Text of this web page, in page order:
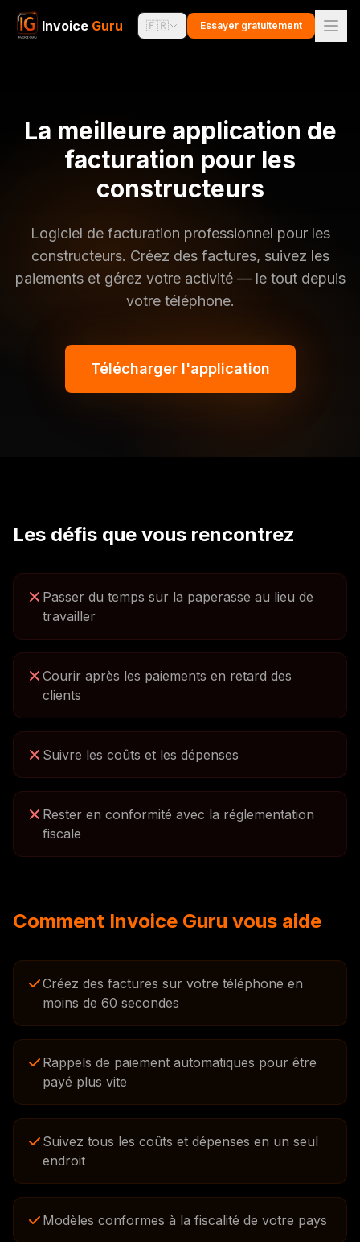
Invoice Guru 🇫🇷 Essayer gratuitement
La meilleure application de
facturation pour les
constructeurs
Logiciel de facturation professionnel pour les
constructeurs. Créez des factures, suivez les
paiements et gérez votre activité — le tout depuis
votre téléphone.
Télécharger l'application
Les défis que vous rencontrez
Passer du temps sur la paperasse au lieu de
travailler
Courir après les paiements en retard des
clients
Suivre les coûts et les dépenses
Rester en conformité avec la réglementation
fiscale
Comment Invoice Guru vous aide
Créez des factures sur votre téléphone en
moins de 60 secondes
Rappels de paiement automatiques pour être
payé plus vite
Suivez tous les coûts et dépenses en un seul
endroit
Modèles conformes à la fiscalité de votre pays